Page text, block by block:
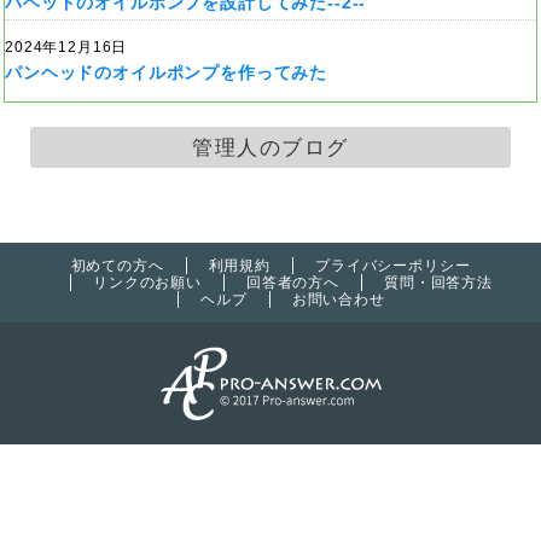
2024年12月16日
パンヘッドのオイルポンプを作ってみた
管理人のブログ
初めての方へ 利用規約
プライバシーポリシー
リンクのお願い
回答者の方へ
質問・回答方法
ヘルプ
お問い合わせ